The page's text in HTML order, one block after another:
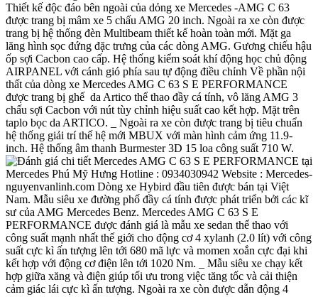
Thiết kế độc đáo bên ngoài của dỏng xe Mercedes -AMG C 63
được trang bị mâm xe 5 chấu AMG 20 inch. Ngoài ra xe còn được
trang bị hệ thống đèn Multibeam thiết kế hoàn toàn mới. Mặt ga
lăng hình sọc đứng đặc trưng của các dòng AMG. Gương chiếu hậu
ốp sợi Cacbon cao cấp. Hệ thống kiểm soát khí động học chủ động
AIRPANEL với cánh gió phía sau tự động điều chỉnh Về phần nội
thất của dòng xe Mercedes AMG C 63 S E PERFORMANCE
được trang bị ghế da Artico thể thao đầy cá tính, vô lăng AMG 3
chấu sợi Cacbon với nút tùy chỉnh hiệu suất cao kết hợp. Mặt trên
taplo bọc da ARTICO.
_ Ngoài ra xe còn được trang bị tiêu chuẩn
hệ thống giải trí thế hệ mới MBUX với màn hình cảm ứng 11.9-
inch. Hệ thống âm thanh Burmester 3D 15 loa công suất 710 W.